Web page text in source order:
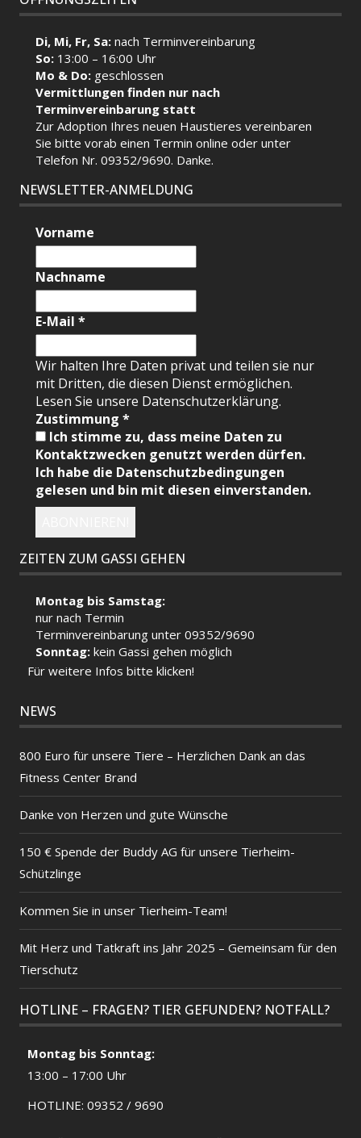
Di, Mi, Fr, Sa:nach Terminvereinbarung
So: 13:00 – 16:00 Uhr
Mo & Do: geschlossen
Vermittlungen finden nur nach
Terminvereinbarung statt
Zur Adoption Ihres neuen Haustieres vereinbaren
Sie bitte vorab einen Terminonline oder unter
Telefon Nr. 09352/9690. Danke.
NEWSLETTER-ANMELDUNG
Vorname
Nachname
E-Mail*
Wir halten Ihre Daten privat und teilen sie nur
mit Dritten, die diesen Dienst ermöglichen.
Lesen Sie unsere Datenschutzerklärung.
Zustimmung*
Ich stimme zu, dass meine Daten zu
Kontaktzwecken genutzt werden dürfen.
Ich habe die Datenschutzbedingungen
gelesen und bin mit diesen einverstanden.
ZEITEN ZUM GASSI GEHEN
Montag bis Samstag:
nur nach Termin
Terminvereinbarung unter 09352/9690
Sonntag:kein Gassi gehen möglich
Für weitere Infos bitte klicken!
NEWS
800 Euro für unsere Tiere – Herzlichen Dank an das
Fitness Center Brand
Danke von Herzen und gute Wünsche
150 € Spende der Buddy AG für unsere Tierheim-
Schützlinge
Kommen Sie in unser Tierheim-Team!
Mit Herz und Tatkraft ins Jahr 2025 – Gemeinsam für den
Tierschutz
HOTLINE – FRAGEN? TIER GEFUNDEN? NOTFALL?
Montag bis Sonntag:
13:00 – 17:00 Uhr
HOTLINE: 09352 / 9690